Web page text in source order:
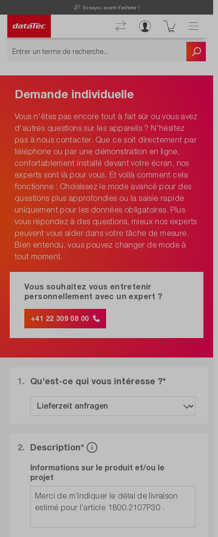
Essayez avant d'acheter !
Demande individuelle
Vous n'êtes pas encore tout à fait sûr ou vous avez
d'autres questions sur les appareils ? N'hésitez
pas à nous contacter. Que ce soit directement par
téléphone ou par une démonstration en ligne,
confortablement installé devant votre écran, nos
experts sont là pour vous. Et voilà comment cela
fonctionne : Choisissez le mode avancé pour des
questions plus approfondies ou la saisie rapide
uniquement pour les données obligatoires. Plus
vous répondez à des questions, mieux nos experts
peuvent vous aider dans votre tâche de mesure.
Bien entendu, vous pouvez changer de mode à
tout moment.
Vous souhaitez vous entretenir
personnellement avec un expert ?
+41 22 309 08 00
Qu'est-ce qui vous intéresse ?*
1.
Description*
2.
Informations sur le produit et/ou le
projet